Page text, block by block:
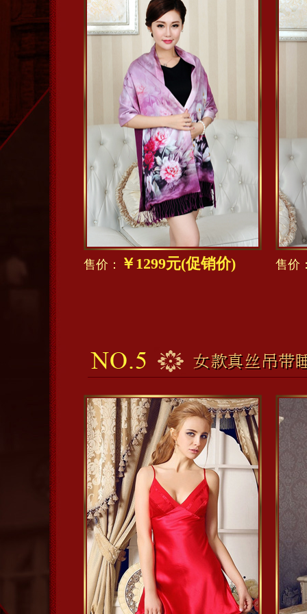
售价： ￥1299元(促销价) 售价